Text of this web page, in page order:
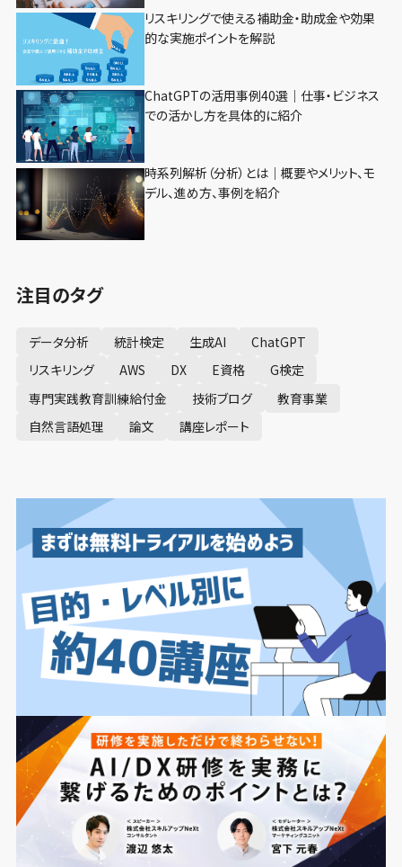
リスキリングで使える補助金・助成金や効果
的な実施ポイントを解説
ChatGPTの活用事例40選｜仕事・ビジネス
での活かし方を具体的に紹介
時系列解析（分析）とは｜概要やメリット、モ
デル、進め方、事例を紹介
注目のタグ
データ分析 統計検定 生成AI
ChatGPT
リスキリング
AWS DX E資格
G検定
専門実践教育訓練給付金
技術ブログ
教育事業
自然言語処理
論文 講座レポート